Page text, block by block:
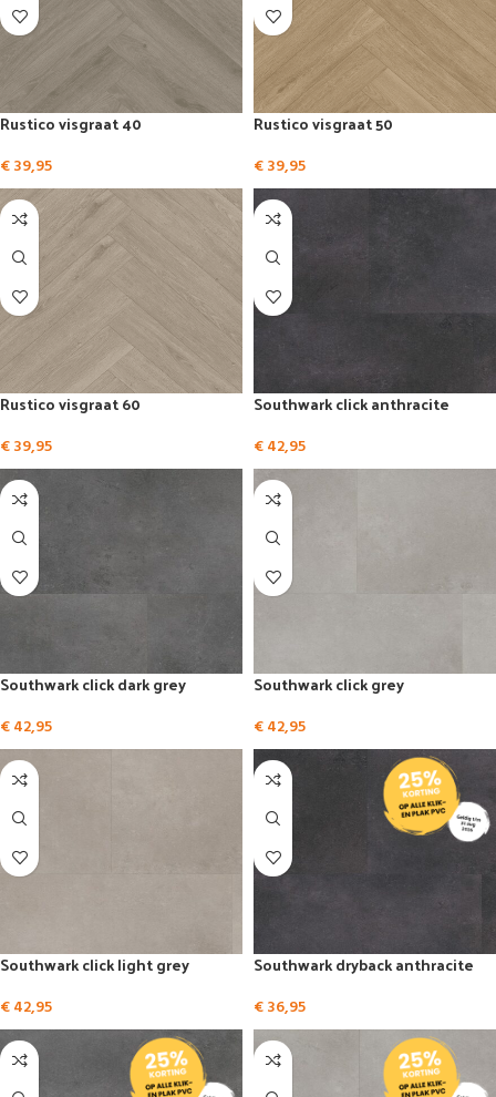
Rustico visgraat 40
€39,95
Rustico visgraat 50
€39,95
Rustico visgraat 60
€39,95
Southwark click anthracite
€42,95
Southwark click dark grey
€42,95
Southwark click grey
€42,95
Southwark click light grey
€42,95
Southwark dryback anthracite
€36,95